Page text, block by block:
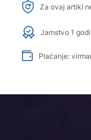
Za ovaj artikl
Jamstvo 1
Plaćanje: